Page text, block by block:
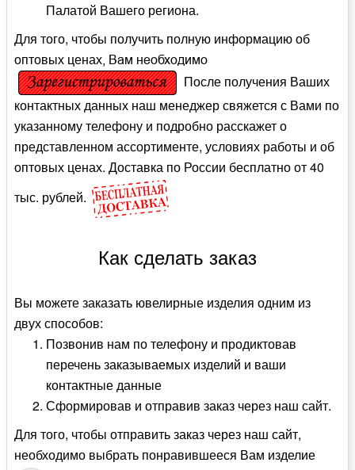
Палатой Вашего региона.
Для того, чтобы получить полную информацию об
оптовых ценах , Вам необходимо
После получения Ваших
контактных данных наш менеджер свяжется с Вами по
указанному телефону и подробно расскажет о
представленном ассортименте, условиях работы и об
оптовых ценах. Доставка по России бесплатно от 40
тыс. рублей.
Как сделать заказ
Вы можете заказать ювелирные изделия одним из
двух способов:
Позвонив нам по телефону и продиктовав
перечень заказываемых изделий и ваши
контактные данные
Сформировав и отправив заказ через наш сайт.
Для того, чтобы отправить заказ через наш сайт,
необходимо выбрать понравившееся Вам изделие